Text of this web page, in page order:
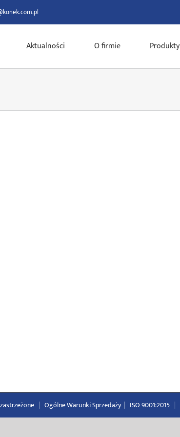
Aktualności O firmie Produkty
| Ogólne Warunki Sprzedaży | ISO 9001:2015 |